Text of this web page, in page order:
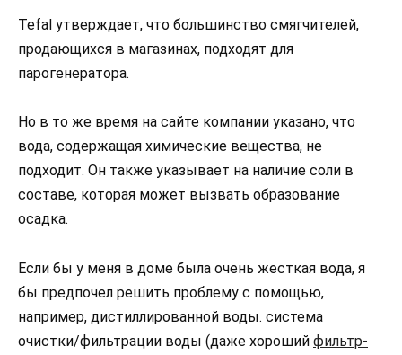
Tefal утверждает, что большинство смягчителей,
продающихся в магазинах, подходят для
парогенератора.
Но в то же время на сайте компании указано, что
вода, содержащая химические вещества, не
подходит. Он также указывает на наличие соли в
составе, которая может вызвать образование
осадка.
Если бы у меня в доме была очень жесткая вода, я
бы предпочел решить проблему с помощью,
например, дистиллированной воды. система
очистки/фильтрации воды (даже хороший фильтр-